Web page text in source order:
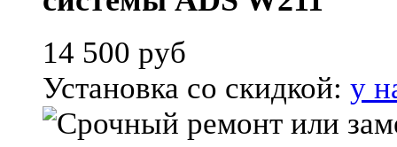
14 500 руб
Установка со скидкой: у